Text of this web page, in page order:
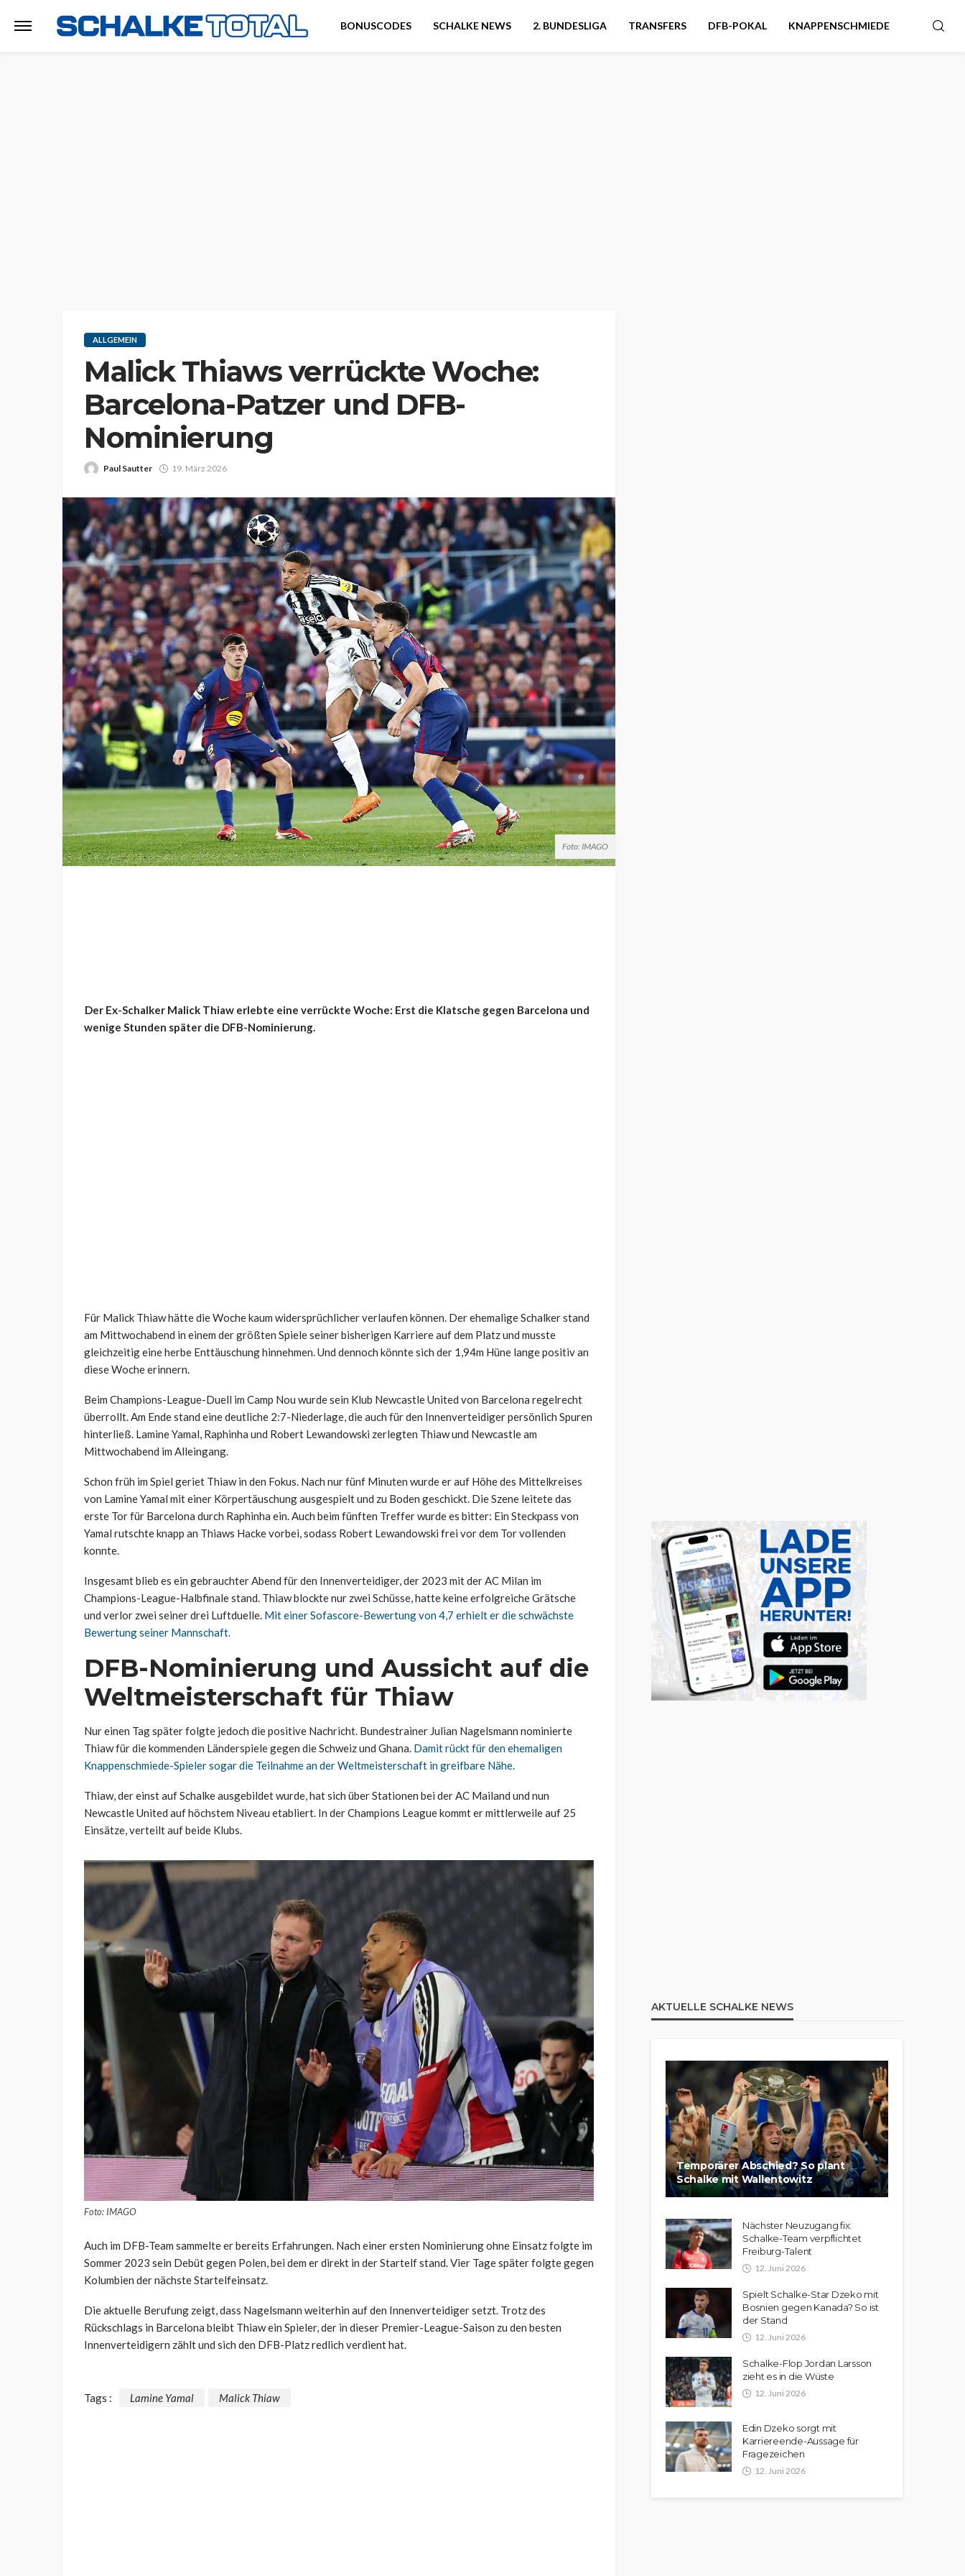
BONUSCODES SCHALKE NEWS 2. BUNDESLIGA TRANSFERS DFB-POKAL KNAPPENSCHMIEDE
ALLGEMEIN
Malick Thiaws verrückte Woche:
Barcelona-Patzer und DFB-
Nominierung
Paul Sautter 19. März 2026
Foto: IMAGO
Der Ex-Schalker Malick Thiaw erlebte eine verrückte Woche: Erst die Klatsche gegen Barcelona und
wenige Stunden später die DFB-Nominierung.
Für Malick Thiaw hätte die Woche kaum widersprüchlicher verlaufen können. Der ehemalige Schalker stand
am Mittwochabend in einem der größten Spiele seiner bisherigen Karriere auf dem Platz und musste
gleichzeitig eine herbe Enttäuschung hinnehmen. Und dennoch könnte sich der 1,94m Hüne lange positiv an
diese Woche erinnern.
Beim Champions-League-Duell im Camp Nou wurde sein Klub Newcastle United von Barcelona regelrecht
überrollt. Am Ende stand eine deutliche 2:7-Niederlage, die auch für den Innenverteidiger persönlich Spuren
hinterließ. Lamine Yamal, Raphinha und Robert Lewandowski zerlegten Thiaw und Newcastle am
Mittwochabend im Alleingang.
Schon früh im Spiel geriet Thiaw in den Fokus. Nach nur fünf Minuten wurde er auf Höhe des Mittelkreises
von Lamine Yamal mit einer Körpertäuschung ausgespielt und zu Boden geschickt. Die Szene leitete das
erste Tor für Barcelona durch Raphinha ein. Auch beim fünften Treffer wurde es bitter: Ein Steckpass von
Yamal rutschte knapp an Thiaws Hacke vorbei, sodass Robert Lewandowski frei vor dem Tor vollenden
konnte.
Insgesamt blieb es ein gebrauchter Abend für den Innenverteidiger, der 2023 mit der AC Milan im
Champions-League-Halbfinale stand. Thiaw blockte nur zwei Schüsse, hatte keine erfolgreiche Grätsche
und verlor zwei seiner drei Luftduelle. Mit einer Sofascore-Bewertung von 4,7 erhielt er die schwächste
Bewertung seiner Mannschaft.
DFB-Nominierung und Aussicht auf die
Weltmeisterschaft für Thiaw
Nur einen Tag später folgte jedoch die positive Nachricht. Bundestrainer Julian Nagelsmann nominierte
Thiaw für die kommenden Länderspiele gegen die Schweiz und Ghana. Damit rückt für den ehemaligen
Knappenschmiede-Spieler sogar die Teilnahme an der Weltmeisterschaft in greifbare Nähe.
Thiaw, der einst auf Schalke ausgebildet wurde, hat sich über Stationen bei der AC Mailand und nun
Newcastle United auf höchstem Niveau etabliert. In der Champions League kommt er mittlerweile auf 25
Einsätze, verteilt auf beide Klubs.
Foto: IMAGO
Auch im DFB-Team sammelte er bereits Erfahrungen. Nach einer ersten Nominierung ohne Einsatz folgte im
Sommer 2023 sein Debüt gegen Polen, bei dem er direkt in der Startelf stand. Vier Tage später folgte gegen
Kolumbien der nächste Startelfeinsatz.
Die aktuelle Berufung zeigt, dass Nagelsmann weiterhin auf den Innenverteidiger setzt. Trotz des
Rückschlags in Barcelona bleibt Thiaw ein Spieler, der in dieser Premier-League-Saison zu den besten
Innenverteidigern zählt und sich den DFB-Platz redlich verdient hat.
Tags : Lamine Yamal Malick Thiaw
AKTUELLE SCHALKE NEWS
Temporärer Abschied? So plant
Schalke mit Wallentowitz
Nächster Neuzugang fix:
Schalke-Team verpflichtet
Freiburg-Talent
12. Juni 2026
Spielt Schalke-Star Dzeko mit
Bosnien gegen Kanada? So ist
der Stand
12. Juni 2026
Schalke-Flop Jordan Larsson
zieht es in die Wüste
12. Juni 2026
Edin Dzeko sorgt mit
Karriereende-Aussage für
Fragezeichen
12. Juni 2026